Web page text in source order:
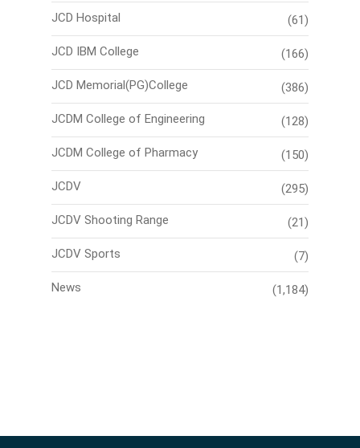
JCD Hospital (61)
JCD IBM College (166)
JCD Memorial(PG)College (386)
JCDM College of Engineering (128)
JCDM College of Pharmacy (150)
JCDV (295)
JCDV Shooting Range (21)
JCDV Sports (7)
News (1,184)